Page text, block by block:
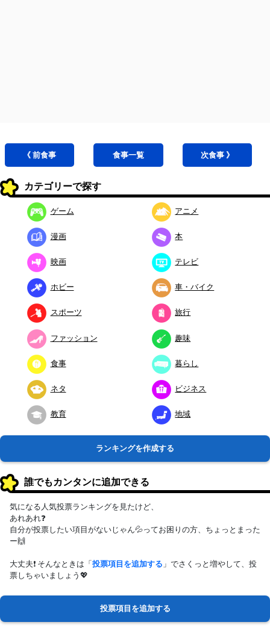
《 前食事 食事一覧 次食事》
カテゴリーで探す
ゲーム アニメ
漫画 本
映画 テレビ
ホビー 車・バイク
スポーツ 旅行
ファッション 趣味
食事 暮らし
ネタ ビジネス
教育 地域
ランキングを作成する
誰でもカンタンに追加できる
気になる人気投票ランキングを見たけど、
あれあれ❓
自分が投票したい項目がないじゃん💦ってお困りの方、ちょっとまった
ー🙌
大丈夫❗ そんなときは「投票項目を追加する 」でさくっと増やして、投
票しちゃいましょう💖
投票項目を追加する